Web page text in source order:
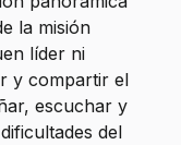
la misión
líder ni
y compartir el
escuchar y
del